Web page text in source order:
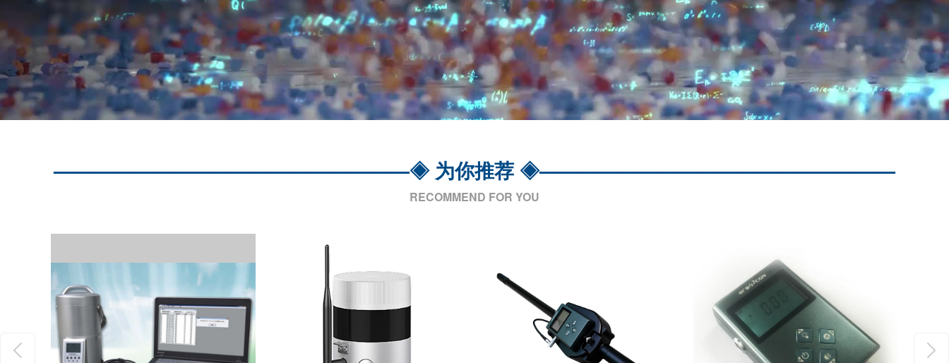
——————————————————◈ 为你推荐 ◈——————————————————
RECOMMEND FOR YOU